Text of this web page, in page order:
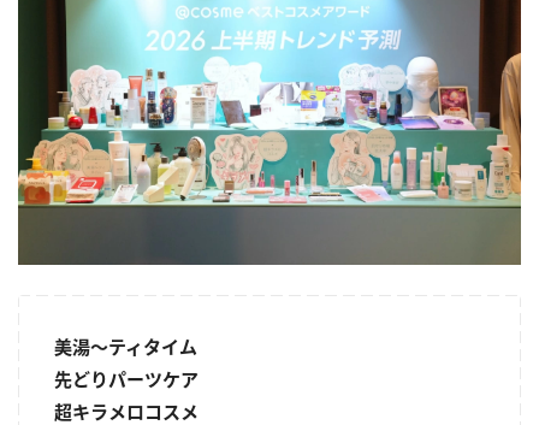
美湯～ティタイム
先どりパーツケア
超キラメロコスメ